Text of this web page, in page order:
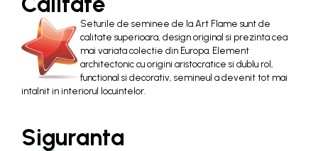
Seturile de seminee de la Art Flame sunt de
calitate superioara, design original si prezinta cea
mai variata colectie din Europa. Element
architectonic cu origini aristocratice si dublu rol,
functional si decorativ, semineul a devenit tot mai
intalnit in interiorul locuintelor.
Siguranta